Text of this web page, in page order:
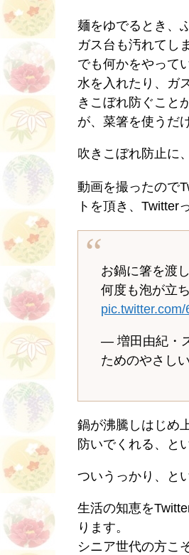
麺をゆでるとき、
ガス台も汚れてし
でも何かをやって
水を入れたり、ガ
きこぼれ防ぐこと
が、菜箸を使うだ
吹きこぼれ防止に
動画を撮ったので
トを頂き、Twitter
お鍋に箸を渡
何度も泡が立
— 増田由紀・
ためのやさし
鍋が沸騰しはじめ
防いでくれる、と
ついうっかり、と
生活の知恵を
ります。
シニア世代の方こ